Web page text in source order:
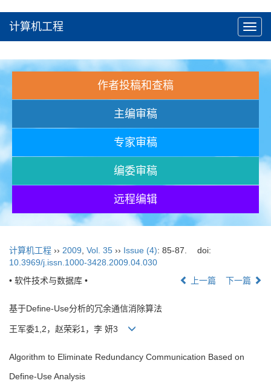
计算机工程
作者投稿和查稿
主编审稿
专家审稿
编委审稿
远程编辑
计算机工程 ›› 2009 Vol. 35 ›› Issue (4): 85-87.
doi:
10.3969/j.issn.1000-3428.2009.04.030
• 软件技术与数据库 •
上一篇 下一篇
基于Define-Use分析的冗余通信消除算法
王军委1,2，赵荣彩1，李 妍3
Algorithm to Eliminate Redundancy Communication Based on
Define-Use Analysis